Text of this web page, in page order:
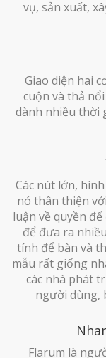
vụ, sản xuất,
Giao diện hai
cuộn và thả
dành nhiều thời
Các nút lớn,
nó thân thiện
luận về quyền
để đưa ra
tính để bàn và
mẫu rất giống
các nhà phát
người dùng,
Flarum là